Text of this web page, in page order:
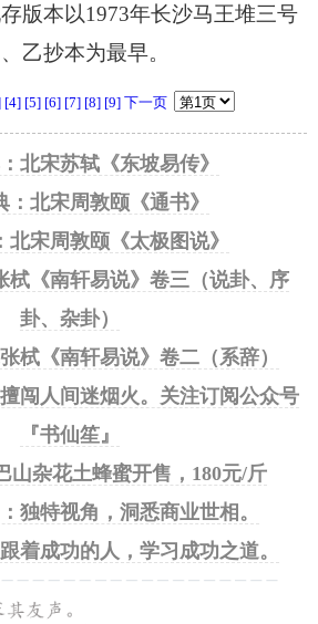
版本以1973年长沙马王堆三号
乙抄本为最早。
[4] [5] [6] [7] [8] [9] 下一页
北宋苏轼《东坡易传》
：北宋周敦颐《通书》
北宋周敦颐《太极图说》
栻《南轩易说》卷三（说卦、序
卦、杂卦）
栻《南轩易说》卷二（系辞）
闯人间迷烟火。关注订阅公众号
『书仙笙』
山杂花土蜂蜜开售，180元/斤
独特视角，洞悉商业世相。
着成功的人，学习成功之道。